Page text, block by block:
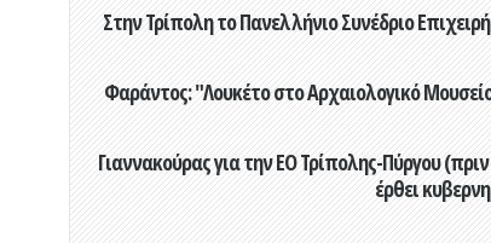
Στην Τρίπολη το Πανελλήνιο Συνέδριο
Φαράντος: "Λουκέτο στο Αρχαιολογικό
Γιαννακούρας για την EO Τρίπολης-Πύργου
έρθει